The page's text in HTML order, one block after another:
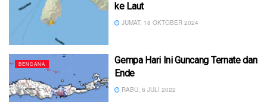
ke Laut
JUMAT, 18 OKTOBER 2024
BENCANA
Gempa Hari Ini Guncang Ternate dan
Ende
RABU, 6 JULI 2022